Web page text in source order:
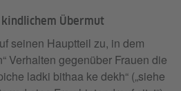
Übermut
seinen Hauptteil zu, in dem
Verhalten gegenüber Frauen die
ladki bithaa ke dekh“ („siehe